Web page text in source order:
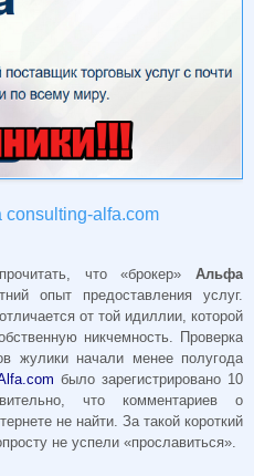
consulting-alfa.com
что «брокер» Альфа
опыт предоставления услуг.
от той идиллии, которой
никчемность. Проверка
жулики начали менее полугода
было зарегистрировано 10
что комментариев о
не найти. За такой короткий
не успели «прославиться».